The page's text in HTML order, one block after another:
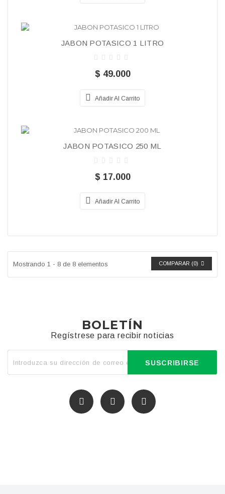
JABON POTASICO 1 LITRO
$ 49.000
Añadir Al Carrito
JABON POTASICO 250 ML
$ 17.000
Añadir Al Carrito
COMPARAR (0)
Mostrando 1 - 8 de 8 elementos
BOLETÍN
Regístrese para recibir noticias
SUSCRIBIRSE